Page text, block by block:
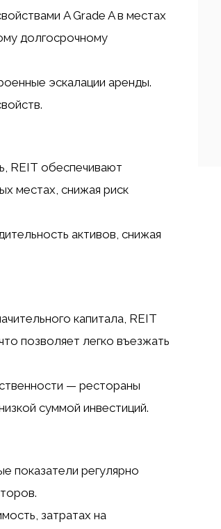
A Grade A в местах
долгосрочному
эскалации аренды.
REIT обеспечивают
местах, снижая риск
активов, снижая
капитала, REIT
позволяет легко въезжать
— рестораны
суммой инвестиций.
показатели регулярно
затратах на